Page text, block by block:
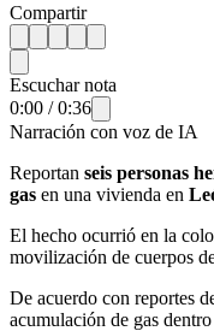
Compartir
Escuchar nota
0:00 /0:36
Narración con voz de IA
Reportan seis personas
gas en una vivienda en
El hecho ocurrió en la
movilización de cuerpos
De acuerdo con reportes
acumulación de gas